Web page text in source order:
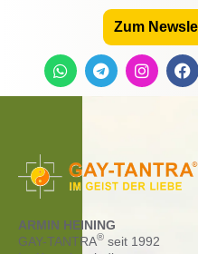
Zum
ARMIN HEINING
GAY-TANTRA® seit 1992